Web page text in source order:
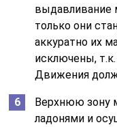
выдавливание
только они
аккуратно их
исключены,
Движения
Верхнюю зону
ладонями и